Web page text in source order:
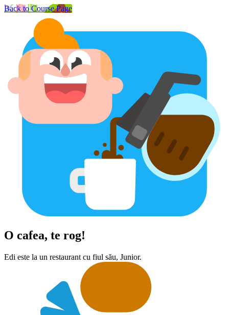
Back to Course Page
O cafea, te rog!
Edi este la un restaurant cu fiul său, Junior.